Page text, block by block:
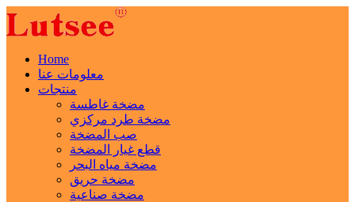
Home
معلومات عنا
منتجات
مضخة غاطسة
مضخة طرد مركزي
صب المضخة
قطع غيار المضخة
مضخة مياه البحر
مضخة حريق
مضخة صناعية